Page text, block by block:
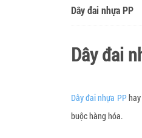
Dây đai nhựa PP
Dây đai
Dây đai nhựa PPhay
buộc hàng hóa.